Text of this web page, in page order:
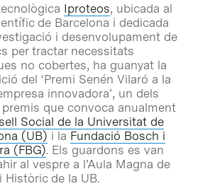
Iproteos, ubicada al
de Barcelona i dedicada
i desenvolupament de
per tractar necessitats
no cobertes, ha guanyat la
del ‘Premi Senén Vilaró a la
innovadora’, un dels
que convoca anualment
Social de la Universitat de
(UB) i la Fundació Bosch i
(FBG). Els guardons es van
al vespre a l’Aula Magna de
Històric de la UB.